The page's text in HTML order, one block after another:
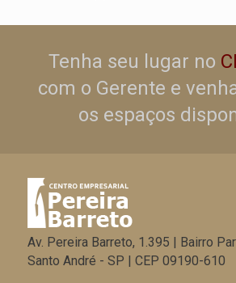
Tenha seu lugar no
com o Gerente e
os espaços
Av. Pereira Barreto, 1.395 | Bairro
Santo André - SP | CEP 09190-610